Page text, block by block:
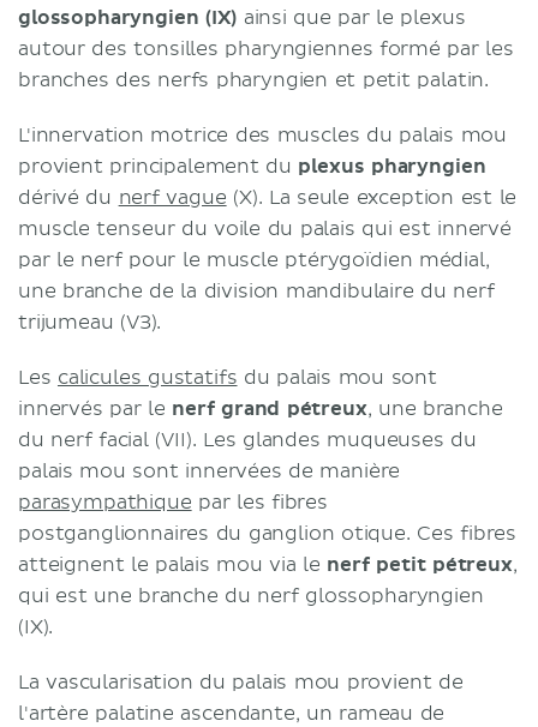
glossopharyngien (IX) ainsi que par le plexus
autour des tonsilles pharyngiennes formé par les
branches des nerfs pharyngien et petit palatin.
L'innervation motrice des muscles du palais mou
provient principalement du plexus pharyngien
dérivé du nerf vague (X). La seule exception est le
muscle tenseur du voile du palais qui est innervé
par le nerf pour le muscle ptérygoïdien médial,
une branche de la division mandibulaire du nerf
trijumeau (V3).
Les calicules gustatifs du palais mou sont
innervés par le nerf grand pétreux, une branche
du nerf facial (VII). Les glandes muqueuses du
palais mou sont innervées de manière
parasympathique par les fibres
postganglionnaires du ganglion otique. Ces fibres
atteignent le palais mou via le nerf petit pétreux,
qui est une branche du nerf glossopharyngien
(IX).
La vascularisation du palais mou provient de
l'artère palatine ascendante, un rameau de